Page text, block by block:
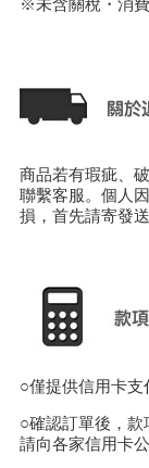
※未含關稅・消費
商品若有瑕疵、
聯繫客服。個人
損，首先請寄發
○僅提供信用卡支
○確認訂單後，款
請向各家信用卡